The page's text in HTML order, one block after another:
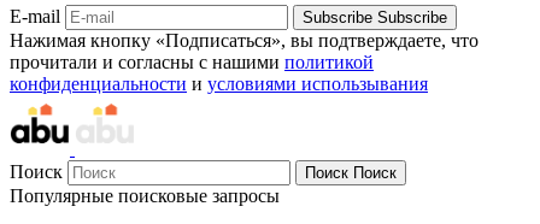
E-mail Subscribe Subscribe
Нажимая кнопку «Подписаться», вы подтверждаете, что
прочитали и согласны с нашими политикой
конфиденциальности и условиями использывания
Поиск Поиск Поиск
Популярные поисковые запросы